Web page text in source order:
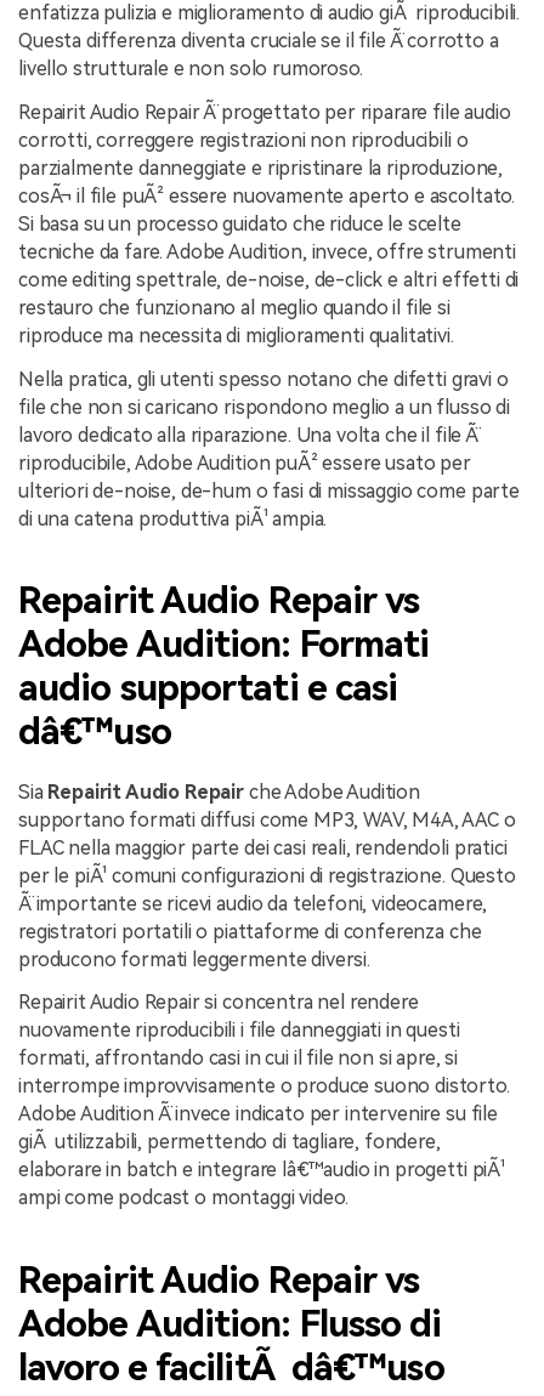
enfatizza pulizia e miglioramento di audio giÃ riproducibili.
Questa differenza diventa cruciale se il file Ã¨ corrotto a
livello strutturale e non solo rumoroso.
Repairit Audio Repair Ã¨ progettato per riparare file audio
corrotti, correggere registrazioni non riproducibili o
parzialmente danneggiate e ripristinare la riproduzione,
cosÃ¬ il file puÃ² essere nuovamente aperto e ascoltato.
Si basa su un processo guidato che riduce le scelte
tecniche da fare. Adobe Audition, invece, offre strumenti
come editing spettrale, de-noise, de-click e altri effetti di
restauro che funzionano al meglio quando il file si
riproduce ma necessita di miglioramenti qualitativi.
Nella pratica, gli utenti spesso notano che difetti gravi o
file che non si caricano rispondono meglio a un flusso di
lavoro dedicato alla riparazione. Una volta che il file Ã¨
riproducibile, Adobe Audition puÃ² essere usato per
ulteriori de-noise, de-hum o fasi di missaggio come parte
di una catena produttiva piÃ¹ ampia.
Repairit Audio Repair vs
Adobe Audition: Formati
audio supportati e casi
dâ€™uso
Sia Repairit Audio Repair che Adobe Audition
supportano formati diffusi come MP3, WAV, M4A, AAC o
FLAC nella maggior parte dei casi reali, rendendoli pratici
per le piÃ¹ comuni configurazioni di registrazione. Questo
Ã¨ importante se ricevi audio da telefoni, videocamere,
registratori portatili o piattaforme di conferenza che
producono formati leggermente diversi.
Repairit Audio Repair si concentra nel rendere
nuovamente riproducibili i file danneggiati in questi
formati, affrontando casi in cui il file non si apre, si
interrompe improvvisamente o produce suono distorto.
Adobe Audition Ã¨ invece indicato per intervenire su file
giÃ utilizzabili, permettendo di tagliare, fondere,
elaborare in batch e integrare lâ€™audio in progetti piÃ¹
ampi come podcast o montaggi video.
Repairit Audio Repair vs
Adobe Audition: Flusso di
lavoro e facilitÃ dâ€™uso